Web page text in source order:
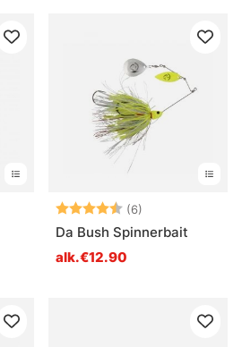
tähdestäArvio: (6)
Da Bush Spinnerbait
alk.€12.90